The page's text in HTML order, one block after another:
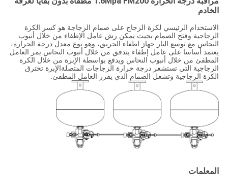
الخادم
الاستخدام الرئيسي لكرة الزجاج على صمام الزجاجة هو كسر الكرة
الزجاجية وفتح الصمام بحيث يمكن رش عامل الإطفاء من خلال أنبوب
النحاس مع توسع النار.جهاز اطفاء الحريق، وهو نوع معدل درجة الحرارة،
يعتمد أساسا على عامل إطفاء يتدفق من خلال أنبوب النحاس.يمر العامل
المطفئ من خلال أنبوب النحاس ويدفع بواسطة الإبرة من خلال الكرة
الزجاجية التي تستشعر درجة حرارة الزجاجات المتصلةالإبرة تخترق
الكرة الزجاجية وتشغل الصمام الذي يفرز العامل المطفئ.
المعلمات